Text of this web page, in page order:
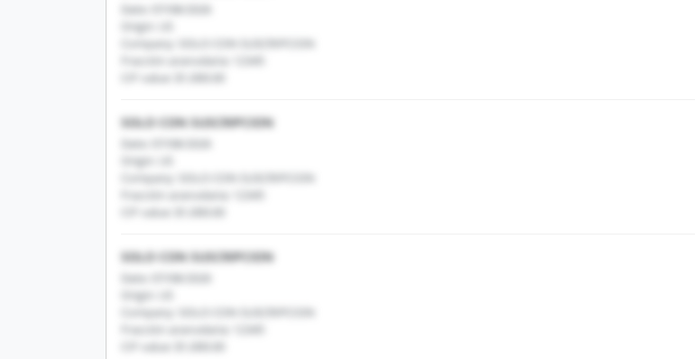
Date: 07/08/2026
Origin: US
Company: SOLO CON SUSCRIPCION
Fracción arancelaria: 12345
CIF value: $1,000.00
SOLO CON SUSCRIPCION
Date: 07/08/2026
Origin: US
Company: SOLO CON SUSCRIPCION
Fracción arancelaria: 12345
CIF value: $1,000.00
SOLO CON SUSCRIPCION
Date: 07/08/2026
Origin: US
Company: SOLO CON SUSCRIPCION
Fracción arancelaria: 12345
CIF value: $1,000.00